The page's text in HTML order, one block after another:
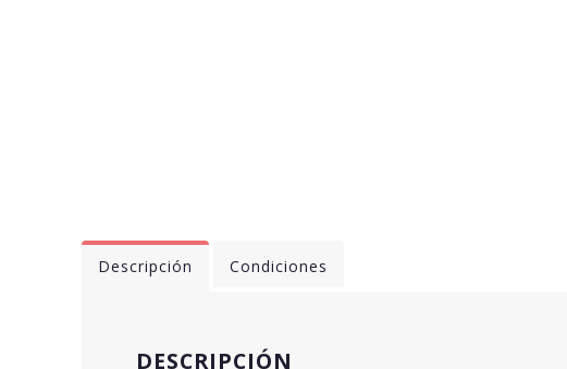
Descripción Condiciones
DESCRIPCIÓN